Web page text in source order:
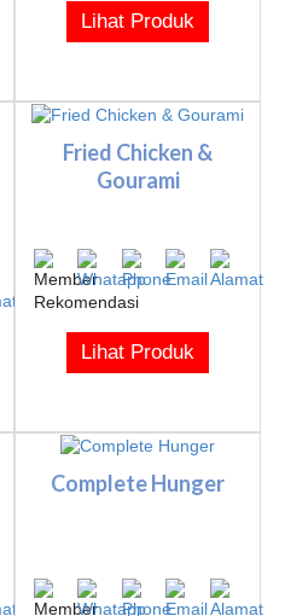
Lihat Produk
Fried Chicken &
Gourami
Lihat Produk
Complete Hunger